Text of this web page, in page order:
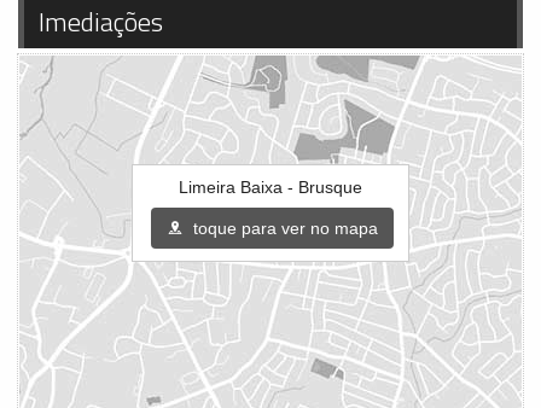
Imediações
Limeira Baixa - Brusque
toque para ver no mapa